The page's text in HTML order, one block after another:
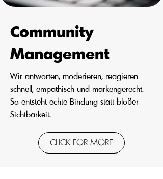
Community
Management
Wir antworten, moderieren, reagieren –
schnell, empathisch und markengerecht.
So entsteht echte Bindung statt bloßer
Sichtbarkeit.
CLICK FOR MORE